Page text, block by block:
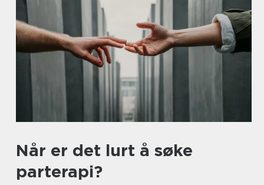
Når er det lurt å søke
parterapi?